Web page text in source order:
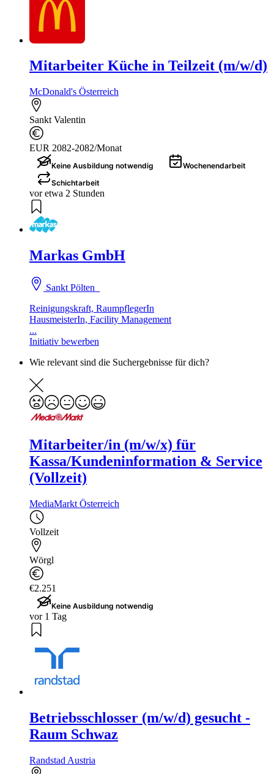
Mitarbeiter Küche in Teilzeit (m/w/d)
McDonald's Österreich
Sankt Valentin
EUR 2082-2082/Monat
Keine Ausbildung notwendig
Wochenendarbeit
Schichtarbeit
vor etwa 2 Stunden
Markas GmbH
Sankt Pölten
Reinigungskraft, RaumpflegerIn
HausmeisterIn, Facility Management
...
Initiativ bewerben
Wie relevant sind die Suchergebnisse für dich?
Mitarbeiter/in (m/w/x) für
Kassa/Kundeninformation & Service
(Vollzeit)
MediaMarkt Österreich
Vollzeit
Wörgl
€2.251
Keine Ausbildung notwendig
vor 1 Tag
Betriebsschlosser (m/w/d) gesucht -
Raum Schwaz
Randstad Austria